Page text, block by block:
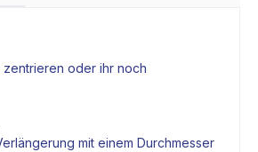
oder ihr noch
mit einem Durchmesser